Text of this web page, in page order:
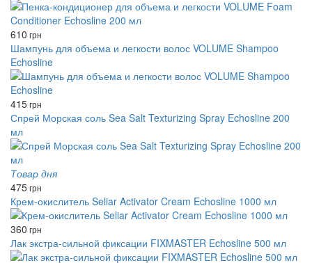
610 грн
Шампунь для объема и легкости волос VOLUME Shampoo
Echosline
415грн
Спрей Морская соль Sea Salt Texturizing Spray Echosline 200
мл
Товар дня
475грн
Крем-окислитель Seliar Activator Cream Echosline 1000 мл
360 грн
Лак экстра-сильной фиксации FIXMASTER Echosline 500 мл